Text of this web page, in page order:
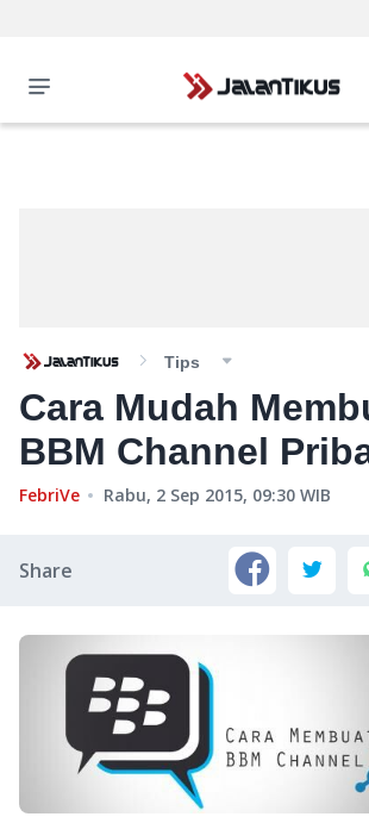
Tips
Cara Mudah
BBM Channel
FebriVe Rabu, 2 Sep 2015, 09:30 WIB
Share